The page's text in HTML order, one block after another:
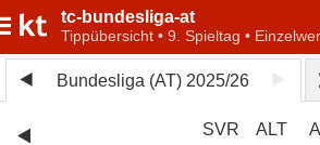
tc-bundesliga-at
Tippübersicht • 9. Spieltag •
Bundesliga (AT) 2025/26
SVR
ALT